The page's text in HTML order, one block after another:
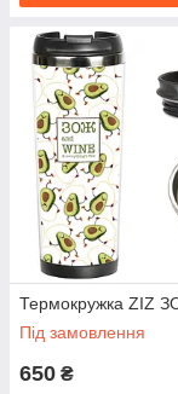
Термокружка ZIZ
Під замовлення
650 ₴